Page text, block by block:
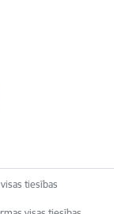
tiesības